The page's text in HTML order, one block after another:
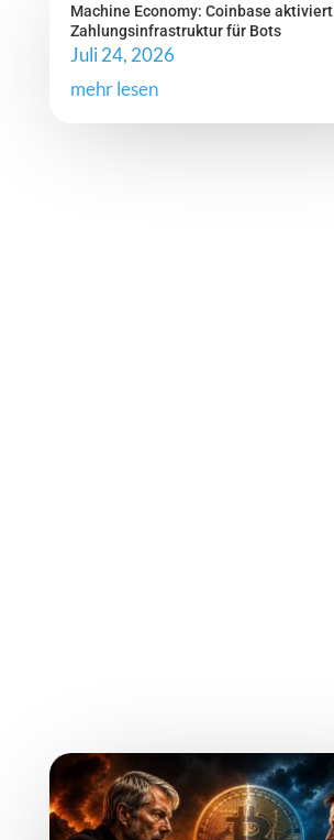
Machine Economy: Coinbase aktiviert
Zahlungsinfrastruktur für Bots
Juli 24, 2026
mehr lesen